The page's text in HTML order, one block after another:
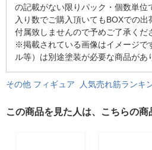
の記載がない限りパック・個数単位
入り数でご購入頂いてもBOXでの
付属致しませんので予めご了承くだ
※掲載されている画像はイメージで
ル等）は別途塗装が必要な商品があ
その他 フィギュア 人気売れ筋ランキ
この商品を見た人は、こちらの商